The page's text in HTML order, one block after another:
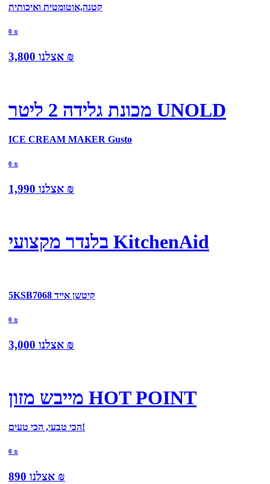
קטנה,אוטומטית ואיכותית
0 ₪
אצלנו 3,800 ₪
מכונת גלידה 2 ליטר UNOLD
ICE CREAM MAKER Gusto
0 ₪
אצלנו 1,990 ₪
בלנדר מקצועי KitchenAid
5KSB7068 קיטשן אייד
0 ₪
אצלנו 3,000 ₪
מייבש מזון HOT POINT
הכי טבעי, הכי טעים!
0 ₪
אצלנו 890 ₪